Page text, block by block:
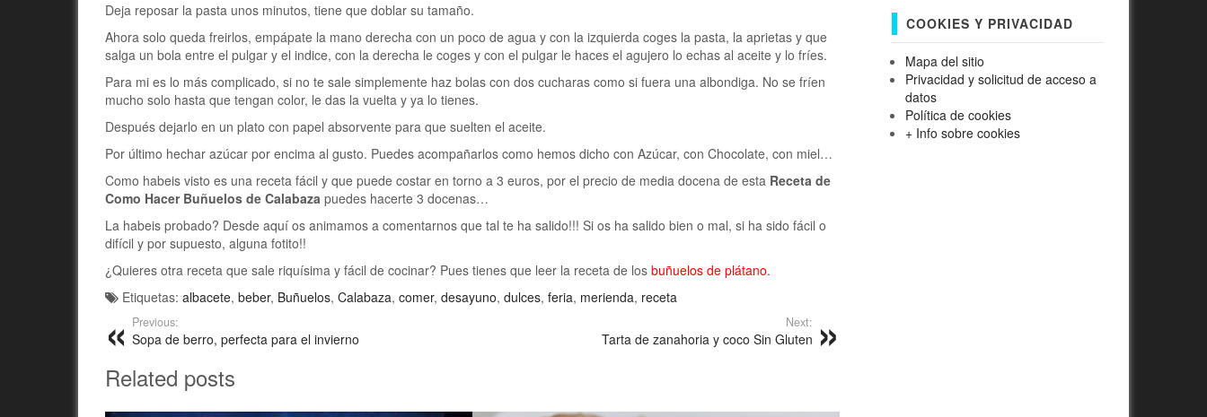
Deja reposar la pasta unos minutos, tiene que doblar su tamaño.
Ahora solo queda freirlos, empápate la mano derecha con un poco de agua y con la izquierda coges la pasta, la aprietas y que
salga un bola entre el pulgar y el indice, con la derecha le coges y con el pulgar le haces el agujero lo echas al aceite y lo fríes.
Para mi es lo más complicado, si no te sale simplemente haz bolas con dos cucharas como si fuera una albondiga. No se fríen
mucho solo hasta que tengan color, le das la vuelta y ya lo tienes.
Después dejarlo en un plato con papel absorvente para que suelten el aceite.
Por último hechar azúcar por encima al gusto. Puedes acompañarlos como hemos dicho con Azúcar, con Chocolate, con miel…
Como habeis visto es una receta fácil y que puede costar en torno a 3 euros, por el precio de media docena de esta Receta de
Como Hacer Buñuelos de Calabaza puedes hacerte 3 docenas…
La habeis probado? Desde aquí os animamos a comentarnos que tal te ha salido!!! Si os ha salido bien o mal, si ha sido fácil o
difícil y por supuesto, alguna fotito!!
¿Quieres otra receta que sale riquísima y fácil de cocinar? Pues tienes que leer la receta de los buñuelos de plátano.
Etiquetas: albacete, beber, Buñuelos, Calabaza, comer, desayuno, dulces, feria, merienda, receta
Previous:
Sopa de berro, perfecta para el invierno
Next:
Tarta de zanahoria y coco Sin Gluten
Related posts
COOKIES Y PRIVACIDAD
Mapa del sitio
Privacidad y solicitud de acceso a
datos
Política de cookies
+ Info sobre cookies